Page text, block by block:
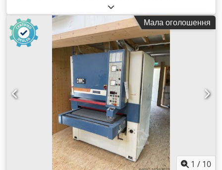
шліфувально-калібрувальний верстат для роботи з
деревиною, меблями, предметами інтер'єру, дерев'яними
рамами, дверима, панелями, композитними матеріалами
та іншими виробами. Технічні характеристики: Міцна
конструкція Максимальна робоча ширина: 1200 мм
Максимальна робоча висота: 170 мм Розмір абразивної
стрічки: 2200 x 1250 мм 1-ша група: калібрувальний
гумовий ролик - діаметр 220 мм, регульовані притискні
скоби для заготовки, двигун 20 к.с. 2-га група:
шліфувальний башмак з регульованим притисканням,
двигун 10 к.с. Обдув для очищення абразивної стрічки
Регулятор швидкості подачі стрічки від 3,5 до 17,5 м/хв
Вакуумний стіл, двигун 7,5 к.с. Автоматичний підйом і
позиціонування столу 2 патрубки витяжки, діаметр 200 мм
Робочий тиск: 7 бар Габаритні розміри: 1900 x 1800 x 2100
(В) Crsdpjzp D Eaefx Ac Djf Вага: 2500 кг
Мала оголошення
1 / 10